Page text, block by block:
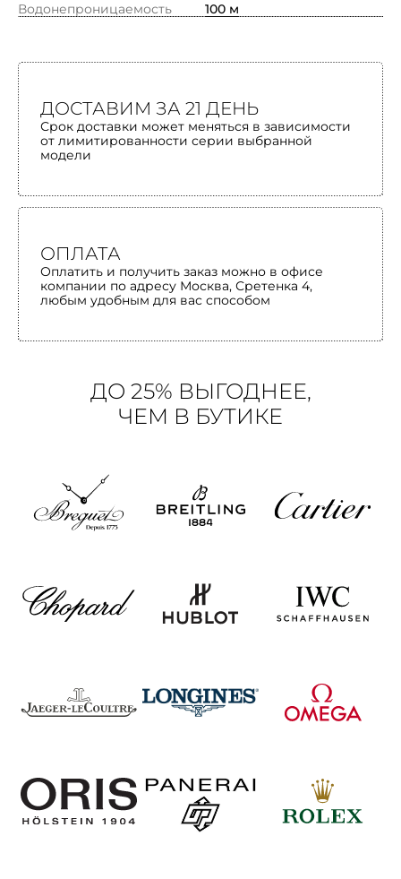
Водонепроницаемость
100 м
ДОСТАВИМ ЗА 21 ДЕНЬ
Срок доставки может меняться в зависимости
от лимитированности серии выбранной
модели
ОПЛАТА
Оплатить и получить заказ можно в офисе
компании по адресу Москва, Сретенка 4,
любым удобным для вас способом
ДО 25% ВЫГОДНЕЕ,
ЧЕМ В БУТИКЕ